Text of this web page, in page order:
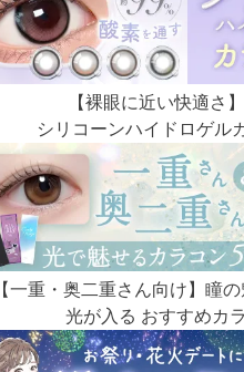
【裸眼に近い快適さ
シリコーンハイドロゲル
【一重・奥二重さん向け】瞳
光が入る おすすめカ